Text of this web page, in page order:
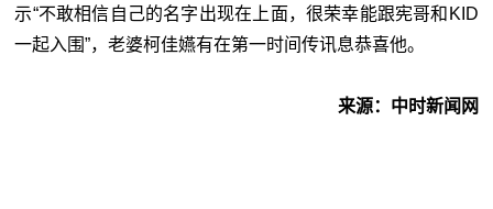
示“不敢相信自己的名字出现在上面，很荣幸能跟宪哥和KID
一起入围”，老婆柯佳嬿有在第一时间传讯息恭喜他。
来源：中时新闻网